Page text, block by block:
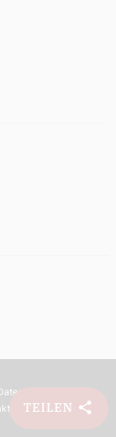
TEILEN
Barrierefreiheit